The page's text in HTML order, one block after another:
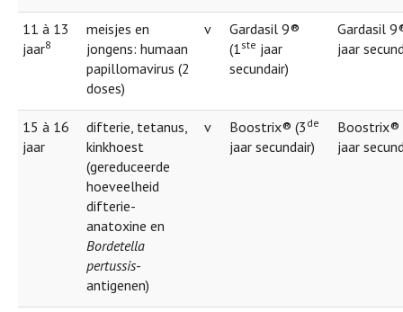
11 à 13
jaar8
meisjes en
jongens: humaan
papillomavirus (2
doses)
v
Gardasil 9®
(1ste jaar
secundair)
Gardasil
jaar
15 à 16
jaar
difterie, tetanus,
kinkhoest
(gereduceerde
hoeveelheid
difterie-
anatoxine en
Bordetella
pertussis-
antigenen)
v Boostrix® (3 de
jaar secundair)
Boostrix®
jaar